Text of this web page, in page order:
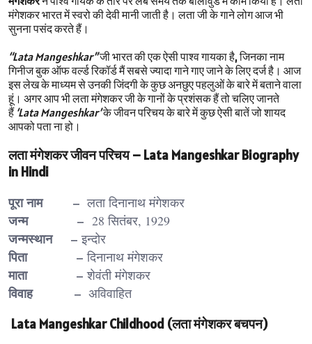
मंगेशकर भारत में स्वरो की देवी मानी जाती है। लता जी के गाने लोग आज भी
सुनना पसंद करते हैं।
“Lata Mangeshkar”जी भारत की एक ऐसी पाश्व गायका है, जिनका नाम
गिनीज बुक ऑफ वर्ल्ड रिकॉर्ड मैं सबसे ज्यादा गाने गाए जाने के लिए दर्ज है। आज
इस लेख के माध्यम से उनकी जिंदगी के कुछ अनछुए पहलुओं के बारे में बताने वाला
हूं। अगर आप भी लता मंगेशकर जी के गानों के प्रशंसक हैं तो चलिए जानते
हैं ‘Lata Mangeshkar’के जीवन परिचय के बारे में कुछ ऐसी बातें जो शायद
आपको पता ना हो।
लता मंगेशकर जीवन परिचय – Lata Mangeshkar Biography
in Hindi
पूरा नाम – लता दिनानाथ मंगेशकर
जन्म – 28 सितंबर, 1929
जन्मस्थान –इन्दोर
पिता – दिनानाथ मंगेशकर
माता – शेवंती मंगेशकर
विवाह – अविवाहित
Lata Mangeshkar Childhood (लता मंगेशकर बचपन)